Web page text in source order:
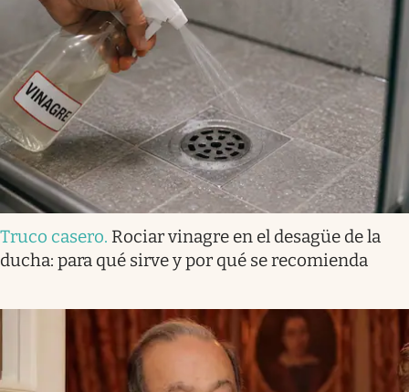
Truco casero. Rociar vinagre en el desagüe de la
ducha: para qué sirve y por qué se recomienda